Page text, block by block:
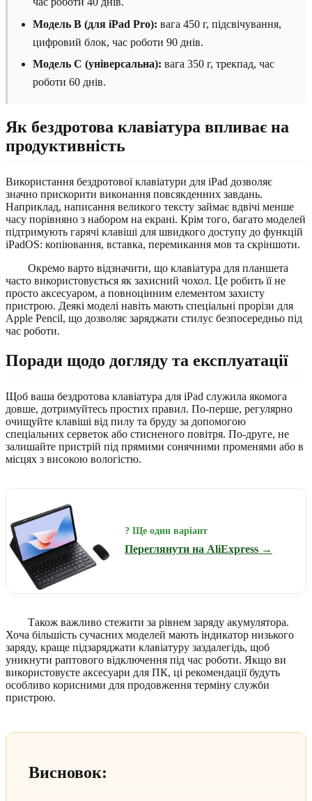
Модель B (для iPad Pro): вага 450 г, підсвічування,
цифровий блок, час роботи 90 днів.
Модель C (універсальна): вага 350 г, трекпад, час
роботи 60 днів.
Як бездротова клавіатура впливає на
продуктивність
Використання бездротової клавіатури для iPad дозволяє
значно прискорити виконання повсякденних завдань.
Наприклад, написання великого тексту займає вдвічі менше
часу порівняно з набором на екрані. Крім того, багато моделей
підтримують гарячі клавіші для швидкого доступу до функцій
iPadOS: копіювання, вставка, перемикання мов та скріншоти.
Окремо варто відзначити, що клавіатура для планшета
часто використовується як захисний чохол. Це робить її не
просто аксесуаром, а повноцінним елементом захисту
пристрою. Деякі моделі навіть мають спеціальні прорізи для
Apple Pencil, що дозволяє заряджати стилус безпосередньо під
час роботи.
Поради щодо догляду та експлуатації
Щоб ваша бездротова клавіатура для iPad служила якомога
довше, дотримуйтесь простих правил. По-перше, регулярно
очищуйте клавіші від пилу та бруду за допомогою
спеціальних серветок або стисненого повітря. По-друге, не
залишайте пристрій під прямими сонячними променями або в
місцях з високою вологістю.
? Ще один варіант
Переглянути на AliExpress →
Також важливо стежити за рівнем заряду акумулятора.
Хоча більшість сучасних моделей мають індикатор низького
заряду, краще підзаряджати клавіатуру заздалегідь, щоб
уникнути раптового відключення під час роботи. Якщо ви
використовуєте аксесуари для ПК, ці рекомендації будуть
особливо корисними для продовження терміну служби
пристрою.
Висновок: